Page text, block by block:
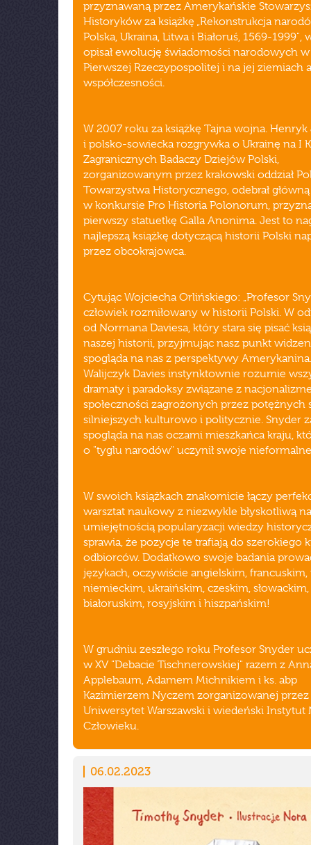
przyznawaną przez Amerykańskie
Historyków za książkę „Rekonstrukcja
Polska, Ukraina, Litwa i Białoruś, 1569-1999",
opisał ewolucję świadomości narodowych w
Pierwszej Rzeczypospolitej i na jej ziemiach
współczesności.
W 2007 roku za książkę Tajna wojna.
i polsko-sowiecka rozgrywka o Ukrainę na I
Zagranicznych Badaczy Dziejów Polski,
zorganizowanym przez krakowski oddział
Towarzystwa Historycznego, odebrał
w konkursie Pro Historia Polonorum,
pierwszy statuetkę Galla Anonima. Jest to
najlepszą książkę dotyczącą historii Polski
przez obcokrajowca.
Cytując Wojciecha Orlińskiego: „Profesor
człowiek rozmiłowany w historii Polski. W
od Normana Daviesa, który stara się pisać
naszej historii, przyjmując nasz punkt
spogląda na nas z perspektywy
Walijczyk Davies instynktownie rozumie
dramaty i paradoksy związane z
społeczności zagrożonych przez potężnych
silniejszych kulturowo i politycznie. Snyder
spogląda na nas oczami mieszkańca kraju,
o "tyglu narodów" uczynił swoje
W swoich książkach znakomicie łączy
warsztat naukowy z niezwykle błyskotliwą
umiejętnością popularyzacji wiedzy
sprawia, że pozycje te trafiają do szerokiego
odbiorców. Dodatkowo swoje badania
językach, oczywiście angielskim, francuskim,
niemieckim, ukraińskim, czeskim, słowackim,
białoruskim, rosyjskim i hiszpańskim!
W grudniu zeszłego roku Profesor Snyder
w XV "Debacie Tischnerowskiej" razem z
Applebaum, Adamem Michnikiem i ks. abp
Kazimierzem Nyczem zorganizowanej przez
Uniwersytet Warszawski i wiedeński Instytut
Człowieku.
06.02.2023